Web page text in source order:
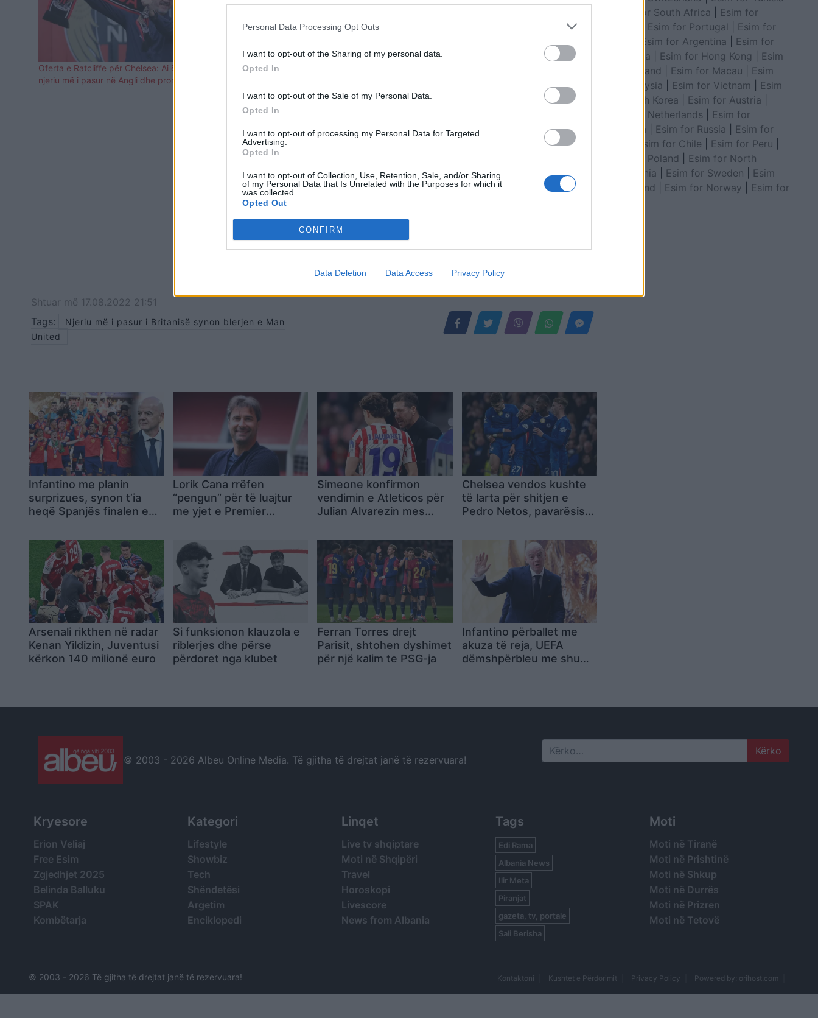
Personal Data Processing Opt Outs
I want to opt-out of the Sharing of my personal data.
Opted In
I want to opt-out of the Sale of my Personal Data.
Opted In
I want to opt-out of processing my Personal Data for Targeted
Advertising.
Opted In
I want to opt-out of Collection, Use, Retention, Sale, and/or Sharing
of my Personal Data that Is Unrelated with the Purposes for which it
was collected.
Opted Out
CONFIRM
Data Deletion Data Access Privacy Policy
Oferta e Ratcliffe për Chelsea: Ai është
njeriu më i pasur në Angli dhe pronar i Nice
Njeriu më i pasur në Indi apo Britani, apo
Liverpool
mjaltit në shtëpinë e tij të pushimit
Shtuar më 17.08.2022 21:51
Tags:
Njeriu më i pasur i Britanisë synon blerjen e Man
United
Infantino me planin
surprizues, synon t’ia
heqë Spanjës finalen e
Lorik Cana rrëfen
“pengun” për të luajtur
me yjet e Premier
ndeshja ndaj Serbisë
Simeone konfirmon
vendimin e Atleticos për
Julian Alvarezin mes
Chelsea vendos kushte
të larta për shitjen e
Pedro Netos, pavarësisht
Arsenali rikthen në radar
Kenan Yildizin, Juventusi
kërkon 140 milionë euro
Si funksionon klauzola e
riblerjes dhe përse
përdoret nga klubet
Ferran Torres drejt
Parisit, shtohen dyshimet
për një kalim te PSG-ja
Infantino përballet me
akuza të reja, UEFA
dëmshpërbleu me shumë
Esim for South Africa
Esim for
Esim for Portugal
Esim for
Esim for Argentina
Esim for
Colombia
Esim for Hong Kong
Esim
for Thailand
Esim for Macau
Esim
for Malaysia
Esim for Vietnam
Esim
for South Korea
Esim for Austria
Esim for Netherlands
Esim for
Australia
Esim for Russia
Esim for
Esim for Chile Esim for Peru
Esim for Poland
Esim for North
Macedonia
Esim for Sweden
Esim
for Finland
Esim for Norway
Esim for
© 2003 - 2026 Albeu Online Media. Të gjitha të drejtat janë të rezervuara! Search
Kryesore
Erion Veliaj
Free Esim
Zgjedhjet 2025
Belinda Balluku
SPAK
Kombëtarja
Kategori
Lifestyle
Showbiz
Tech
Shëndetësi
Argetim
Enciklopedi
Linqet
Live tv shqiptare
Moti në Shqipëri
Travel
Horoskopi
Livescore
News from Albania
Tags
Edi Rama
Albania News
Ilir Meta
Piranjat
gazeta, tv, portale
Sali Berisha
Moti
Moti në Tiranë
Moti në Prishtinë
Moti në Shkup
Moti në Durrës
Moti në Prizren
Moti në Tetovë
© 2003 - 2026 Të gjitha të drejtat janë të rezervuara! Kontaktoni Kushtet e Përdorimit Privacy Policy Powered by: orihost.com